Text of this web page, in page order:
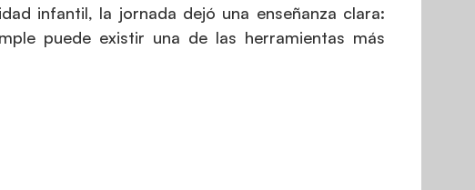
infantil, la jornada dejó una enseñanza clara:
puede existir una de las herramientas más